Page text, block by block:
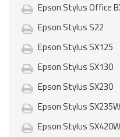
Epson Stylus Office
Epson Stylus S22
Epson Stylus SX125
Epson Stylus SX130
Epson Stylus SX230
Epson Stylus SX235W
Epson Stylus SX420W